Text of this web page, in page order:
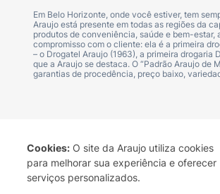
Cookies: O site da Araujo utiliza cookies
para melhorar sua experiência e oferecer
serviços personalizados.
Em Belo Horizonte, onde você estiver, tem
Araujo está presente em todas as regiões da
produtos de conveniência, saúde e bem-estar,
compromisso com o cliente: ela é a primeira
– o Drogatel Araujo (1963), a primeira drogaria
que a Araujo se destaca. O “Padrão Araujo
garantias de procedência, preço baixo,
Termo de Uso Portal da Privacidade
A Drogaria Araujo S/A informa que o seu site